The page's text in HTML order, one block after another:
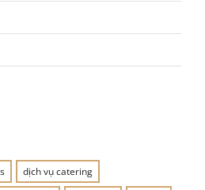
dịch vụ catering